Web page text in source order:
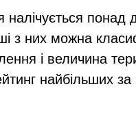
понад
з них можна
і величина
найбільших